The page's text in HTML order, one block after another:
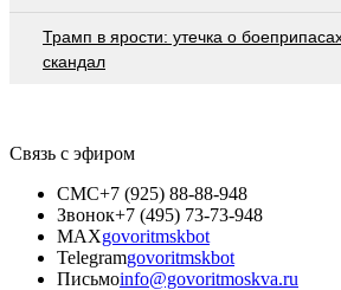
Трамп в ярости: утечка о
скандал
Связь с эфиром
СМС+7 (925) 88-88-948
Звонок+7 (495) 73-73-948
MAXgovoritmskbot
Telegramgovoritmskbot
Письмоinfo@govoritmoskva.ru